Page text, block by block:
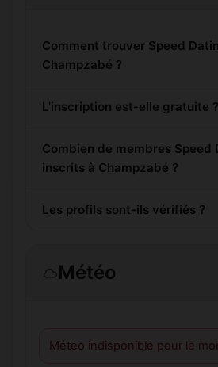
Comment trouver Speed
Champzabé ?
L'inscription est-elle gratuite ?
Combien de membres Speed
inscrits à Champzabé ?
Les profils sont-ils vérifiés ?
Météo
Météo indisponible pour le